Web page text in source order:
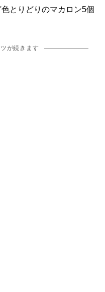
とりどりのマカロン5個
が続きます